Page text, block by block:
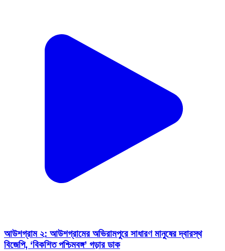
আউশগ্রাম ২: আউশগ্রামের অভিরামপুরে সাধারণ মানুষের দ্বারস্থ
বিজেপি, ‘বিকশিত পশ্চিমবঙ্গ’ গড়ার ডাক